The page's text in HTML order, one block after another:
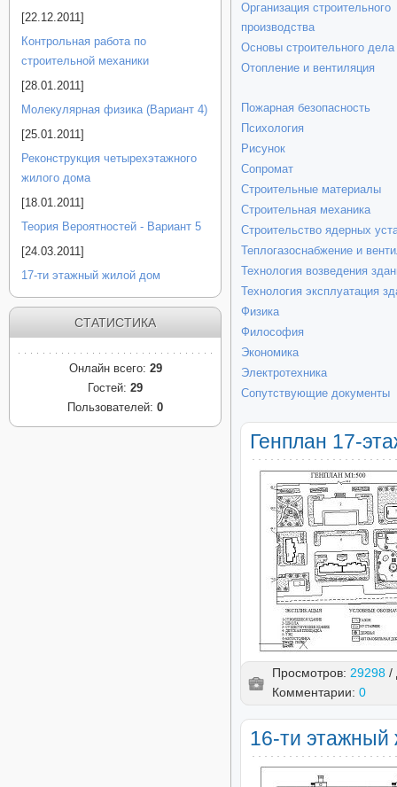
Организация строительного
производства
Основы строительного дела
Отопление и вентиляция
Пожарная безопасность
Психология
Рисунок
Сопромат
Строительные материалы
Строительная механика
Строительство ядерных
Теплогазоснабжение и
Технология возведения
Технология эксплуатация
Физика
Философия
Экономика
Электротехника
Сопутствующие документы
Генплан 17-
Просмотров: 29298 /
Комментарии: 0
16-ти
[22.12.2011]
Контрольная работа по
строительной механики
[28.01.2011]
Молекулярная физика (Вариант 4)
[25.01.2011]
Реконструкция четырехэтажного
жилого дома
[18.01.2011]
Теория Вероятностей - Вариант 5
[24.03.2011]
17-ти этажный жилой дом
СТАТИСТИКА
Онлайн всего: 29
Гостей: 29
Пользователей: 0